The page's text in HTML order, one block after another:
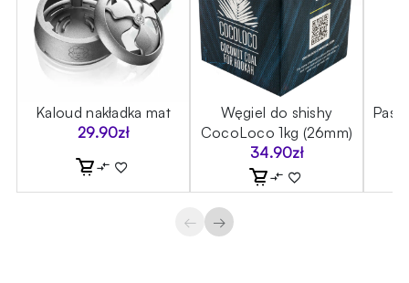
Kaloud nakładka mat
29.90zł
Węgiel do shishy
CocoLoco 1kg (26mm)
34.90zł
← →